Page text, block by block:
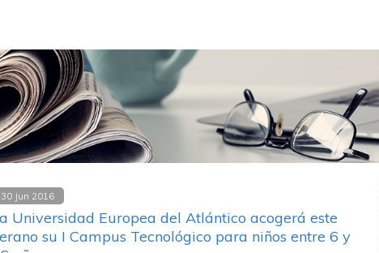
30 Jun 2016
Universidad Europea del Atlántico acogerá este
su I Campus Tecnológico para niños entre 6 y